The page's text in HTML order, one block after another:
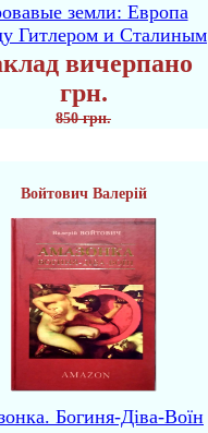
земли: Европа
Гитлером и Сталиным
вичерпано
грн.
850 грн.
Войтович Валерій
Богиня-Діва-Воїн